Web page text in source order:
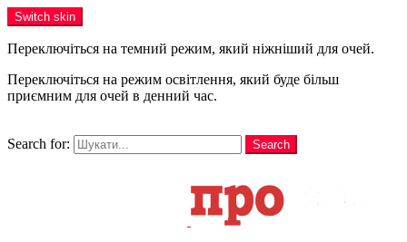
Switch skin
Переключіться на темний режим, який ніжніший для очей.
Переключіться на режим освітлення, який буде більш
приємним для очей в денний час.
Search for:
Search